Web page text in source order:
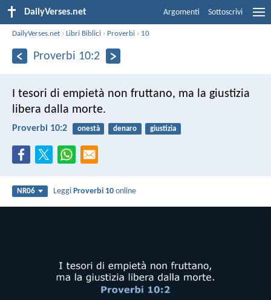
DailyVerses.net Argomenti Sottoscrivi
DailyVerses.net ›Libri Biblici › Proverbi › 10
Proverbi 10:2
I tesori di empietà non fruttano, ma la giustizia
libera dalla morte.
Proverbi 10:2 onestà denaro giustizia
NR06 LeggiProverbi 10 online